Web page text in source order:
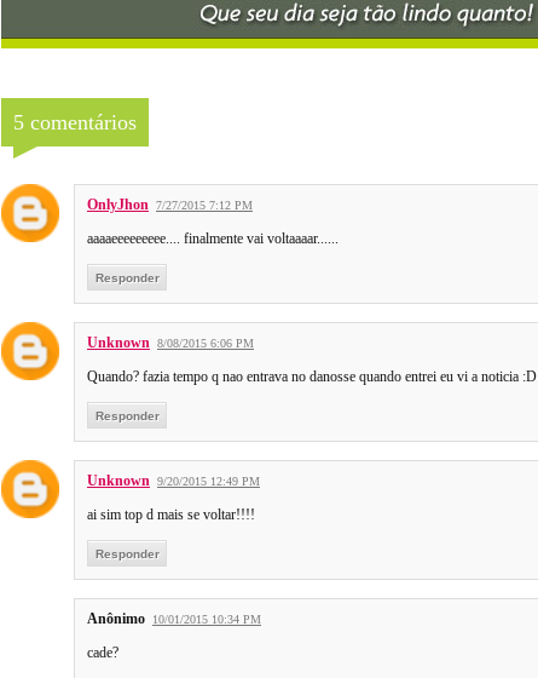
5 comentários
OnlyJhon 7/27/2015 7:12 PM
aaaaeeeeeeeee.... finalmente vai voltaaaar......
Responder
Unknown 8/08/2015 6:06 PM
Quando? fazia tempo q nao entrava no danosse quando entrei eu vi a noticia :D
Responder
Unknown 9/20/2015 12:49 PM
ai sim top d mais se voltar!!!!
Responder
Anônimo 10/01/2015 10:34 PM
cade?